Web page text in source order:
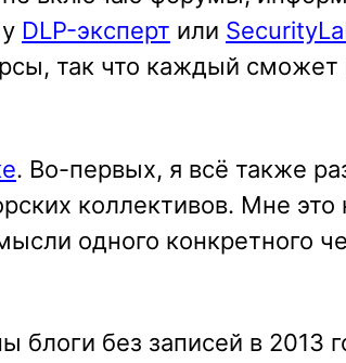
DLP-эксперт или
так что каждый
. Во-первых, я всё также
коллективов. Мне
одного конкретного
без записей в 2013